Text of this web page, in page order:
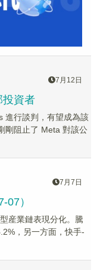
7月12日
投資者
進行談判，有望成為該
剛阻止了 Meta 對該公
7月7日
07）
産業鏈表現分化。騰
，另一方面，快手-